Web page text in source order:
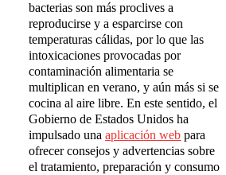
bacterias son más proclives a
reproducirse y a esparcirse con
temperaturas cálidas, por lo que las
intoxicaciones provocadas por
contaminación alimentaria se
multiplican en verano, y aún más si se
cocina al aire libre. En este sentido, el
Gobierno de Estados Unidos ha
impulsado unaaplicación web para
ofrecer consejos y advertencias sobre
el tratamiento, preparación y consumo